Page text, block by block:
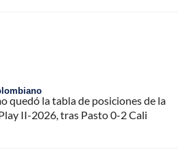
quedó la tabla de posiciones de la
II-2026, tras Pasto 0-2 Cali